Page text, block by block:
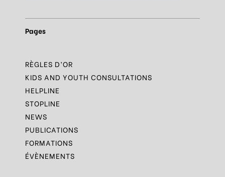
Pages
RÈGLES D’OR
KIDS AND YOUTH CONSULTATIONS
HELPLINE
STOPLINE
NEWS
PUBLICATIONS
FORMATIONS
ÉVÈNEMENTS